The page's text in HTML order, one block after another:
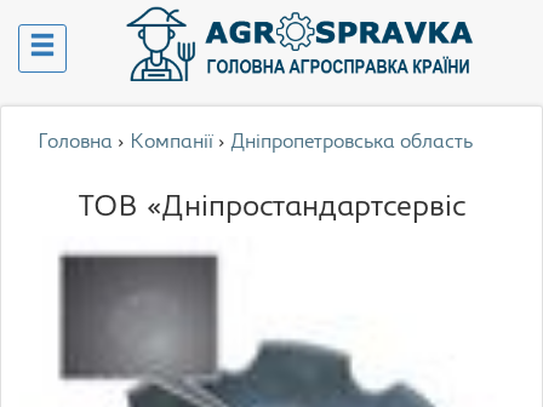
Головна › Компанії › Дніпропетровська область
ТОВ «Дніпростандартсервіс